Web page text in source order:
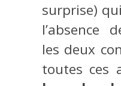
surprise)
l’absence
les deux
toutes ces